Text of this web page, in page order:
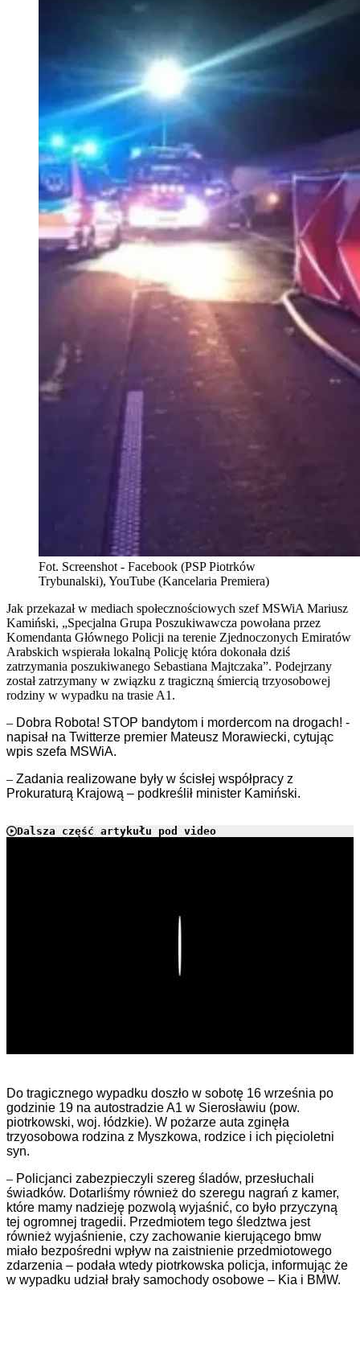
Fot. Screenshot - Facebook (PSP Piotrków
Trybunalski), YouTube (Kancelaria Premiera)
Jak przekazał w mediach społecznościowych szef MSWiA Mariusz
Kamiński, „Specjalna Grupa Poszukiwawcza powołana przez
Komendanta Głównego Policji na terenie Zjednoczonych Emiratów
Arabskich wspierała lokalną Policję która dokonała dziś
zatrzymania poszukiwanego Sebastiana Majtczaka”. Podejrzany
został zatrzymany w związku z tragiczną śmiercią trzyosobowej
rodziny w wypadku na trasie A1.
– Dobra Robota! STOP bandytom i mordercom na drogach! -
napisał na Twitterze premier Mateusz Morawiecki, cytując
wpis szefa MSWiA.
– Zadania realizowane były w ścisłej współpracy z
Prokuraturą Krajową – podkreślił minister Kamiński.
Dalsza część artykułu pod video
Do tragicznego wypadku doszło w sobotę 16 września po
godzinie 19 na autostradzie A1 w Sierosławiu (pow.
piotrkowski, woj. łódzkie). W pożarze auta zginęła
trzyosobowa rodzina z Myszkowa, rodzice i ich pięcioletni
syn.
– Policjanci zabezpieczyli szereg śladów, przesłuchali
świadków. Dotarliśmy również do szeregu nagrań z kamer,
które mamy nadzieję pozwolą wyjaśnić, co było przyczyną
tej ogromnej tragedii. Przedmiotem tego śledztwa jest
również wyjaśnienie, czy zachowanie kierującego bmw
miało bezpośredni wpływ na zaistnienie przedmiotowego
zdarzenia – podała wtedy piotrkowska policja, informując że
w wypadku udział brały samochody osobowe – Kia i BMW.